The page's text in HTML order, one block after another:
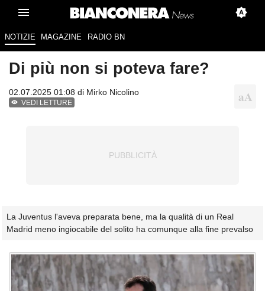
NOTIZIE MAGAZINE RADIO BN
Di più non si poteva fare?
02.07.2025 01:08 di Mirko Nicolino
VEDI LETTURE
La Juventus l'aveva preparata bene, ma la qualità di un Real
Madrid meno ingiocabile del solito ha comunque alla fine prevalso